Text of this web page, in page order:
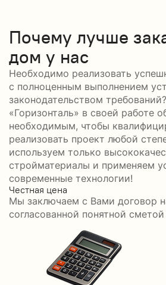
Почему лучше
дом у нас
Необходимо реализовать
с полноценным выполнением
законодательством
«Горизонталь» в своей работе
необходимым, чтобы
реализовать проект любой
используем только
стройматериалы и применяем
современные технологии!
Честная цена
Мы заключаем с Вами договор
согласованной понятной сметой